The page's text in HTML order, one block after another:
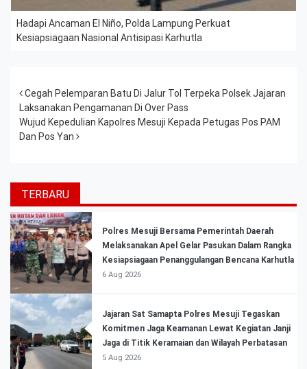
Hadapi Ancaman El Niño, Polda Lampung Perkuat
Kesiapsiagaan Nasional Antisipasi Karhutla
Post navigation
Cegah Pelemparan Batu Di Jalur Tol Terpeka Polsek Jajaran
Laksanakan Pengamanan Di Over Pass
Wujud Kepedulian Kapolres Mesuji Kepada Petugas Pos PAM
Dan Pos Yan
TERBARU
Polres Mesuji Bersama Pemerintah Daerah
Melaksanakan Apel Gelar Pasukan Dalam Rangka
Kesiapsiagaan Penanggulangan Bencana Karhutla
6 Aug 2026
Jajaran Sat Samapta Polres Mesuji Tegaskan
Komitmen Jaga Keamanan Lewat Kegiatan Janji
Jaga di Titik Keramaian dan Wilayah Perbatasan
5 Aug 2026